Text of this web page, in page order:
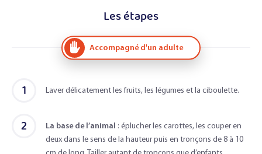
Les étapes
Accompagné d'un adulte
1 Laver délicatement les fruits, les légumes et la ciboulette.
2 La base de l’animal : éplucher les carottes, les couper en
deux dans le sens de la hauteur puis en tronçons de 8 à 10